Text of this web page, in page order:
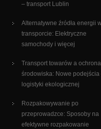
– transport Lublin
Alternatywne źródła energii
transporcie: Elektryczne
samochody i więcej
Transport towarów a ochrona
środowiska: Nowe podejścia
logistyki ekologicznej
Rozpakowywanie po
przeprowadzce: Sposoby na
efektywne rozpakowanie